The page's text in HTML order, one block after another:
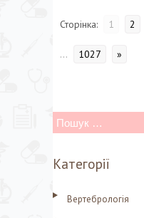
Сторінка: 1 2
... 1027 »
П
ш
Категорії
Вертебрологія